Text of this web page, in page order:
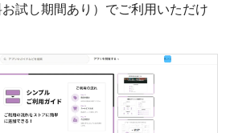
試し期間あり）でご利用いただけ